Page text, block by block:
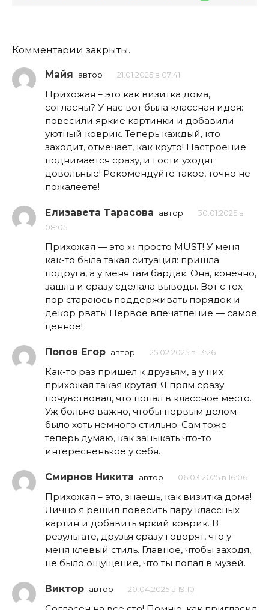
Комментарии закрыты.
Майя автор 21.01.2025 в 07:41
Прихожая – это как визитка дома,
согласны? У нас вот была классная идея:
повесили яркие картинки и добавили
уютный коврик. Теперь каждый, кто
заходит, отмечает, как круто! Настроение
поднимается сразу, и гости уходят
довольные! Рекомендуйте такое, точно не
пожалеете!
Елизавета Тарасова автор
30.01.2025 в
08:05
Прихожая — это ж просто MUST! У меня
как-то была такая ситуация: пришла
подруга, а у меня там бардак. Она, конечно,
зашла и сразу сделала выводы. Вот с тех
пор стараюсь поддерживать порядок и
декор рвать! Первое впечатление — самое
ценное!
Попов Егор автор 25.02.2025 в 13:26
Как-то раз пришел к друзьям, а у них
прихожая такая крутая! Я прям сразу
почувствовал, что попал в классное место.
Уж больно важно, чтобы первым делом
было хоть немного стильно. Сам тоже
теперь думаю, как заныкать что-то
интересненькое у себя.
Смирнов Никита автор 06.03.2025 в 16:06
Прихожая – это, знаешь, как визитка дома!
Лично я решил повесить пару классных
картин и добавить яркий коврик. В
результате, друзья сразу говорят, что у
меня клевый стиль. Главное, чтобы заходя,
не было ощущение, что ты попал в музей.
Виктор автор 20.04.2025 в 19:10